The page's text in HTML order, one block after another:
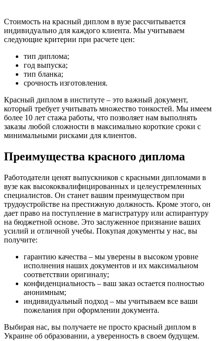
Стоимость на красный диплом в вузе рассчитывается
индивидуально для каждого клиента. Мы учитываем
следующие критерии при расчете цен:
тип диплома;
год выпуска;
тип бланка;
срочность изготовления.
Красный диплом в институте – это важный документ,
который требует учитывать множество тонкостей. Мы имеем
более 10 лет стажа работы, что позволяет нам выполнять
заказы любой сложности в максимально короткие сроки с
минимальными рисками для клиентов.
Преимущества красного диплома
Работодатели ценят выпускников с красными дипломами в
вузе как высококвалифицированных и целеустремленных
специалистов. Он станет вашим преимуществом при
трудоустройстве на престижную должность. Кроме этого, он
дает право на поступление в магистратуру или аспирантуру
на бюджетной основе. Это заслуженное признание ваших
усилий и отличной учебы. Покупая документы у нас, вы
получите:
гарантию качества – мы уверены в высоком уровне
исполнения наших документов и их максимальном
соответствии оригиналу;
конфиденциальность – ваш заказ остается полностью
анонимным;
индивидуальный подход – мы учитываем все ваши
пожелания при оформлении документа.
Выбирая нас, вы получаете не просто красный диплом в
Украине об образовании, а уверенность в своем будущем.